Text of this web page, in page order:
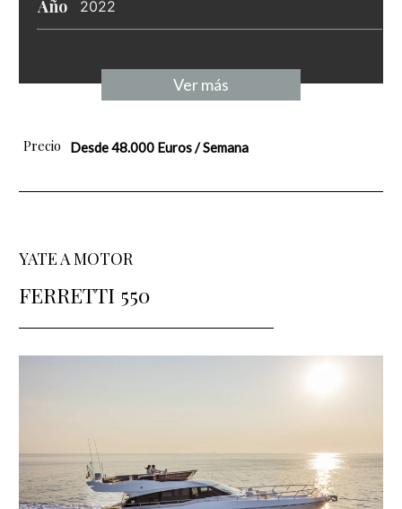
Año 2022
Ver más
Precio Desde 48.000 Euros / Semana
YATE A MOTOR
FERRETTI 550